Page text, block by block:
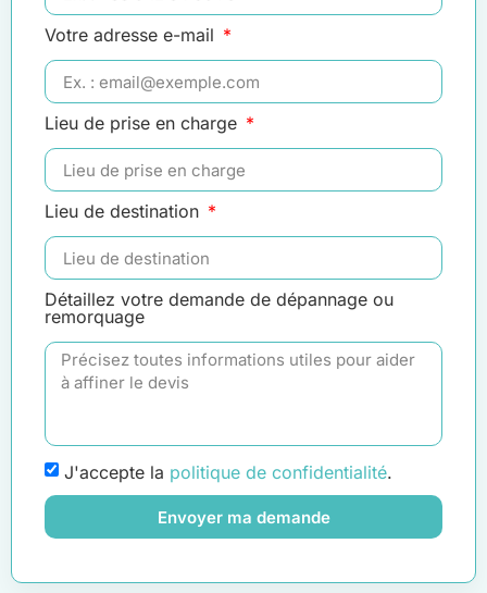
Votre adresse e-mail
Lieu de prise en charge
Lieu de destination
Détaillez votre demande de dépannage ou
remorquage
J'accepte la politique de confidentialité.
Envoyer ma demande